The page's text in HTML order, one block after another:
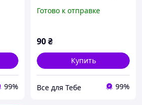
99%
обувь
Готово к отправке
90₴
Купить
Все для Тебе 99%